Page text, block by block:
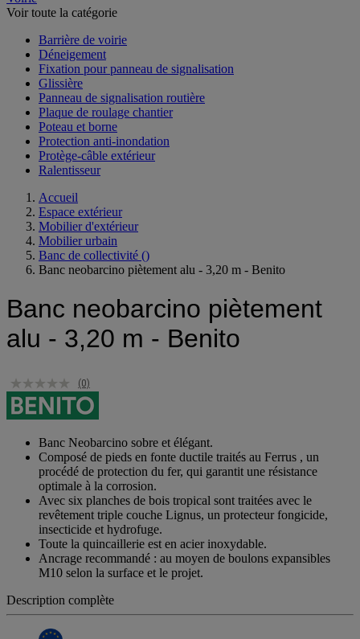
Voirie
Barrière de voirie
Déneigement
Fixation pour panneau de signalisation
Glissière
Panneau de signalisation routière
Plaque de roulage chantier
Poteau et borne
Protection anti-inondation
Protège-câble extérieur
Accueil
Espace extérieur
Mobilier d'extérieur
Mobilier urbain
Banc de collectivité ()
Banc neobarcino piètement
alu - 3,20 m - Benito
(0)
Banc Neobarcino sobre et élégant.
Composé de pieds en fonte ductile traités au Ferrus , un
procédé de protection du fer, qui garantit une résistance
optimale à la corrosion.
Avec six planches de bois tropical sont traitées avec le
revêtement triple couche Lignus, un protecteur fongicide,
insecticide et hydrofuge.
Toute la quincaillerie est en acier inoxydable.
Ancrage recommandé : au moyen de boulons expansibles
Description complète